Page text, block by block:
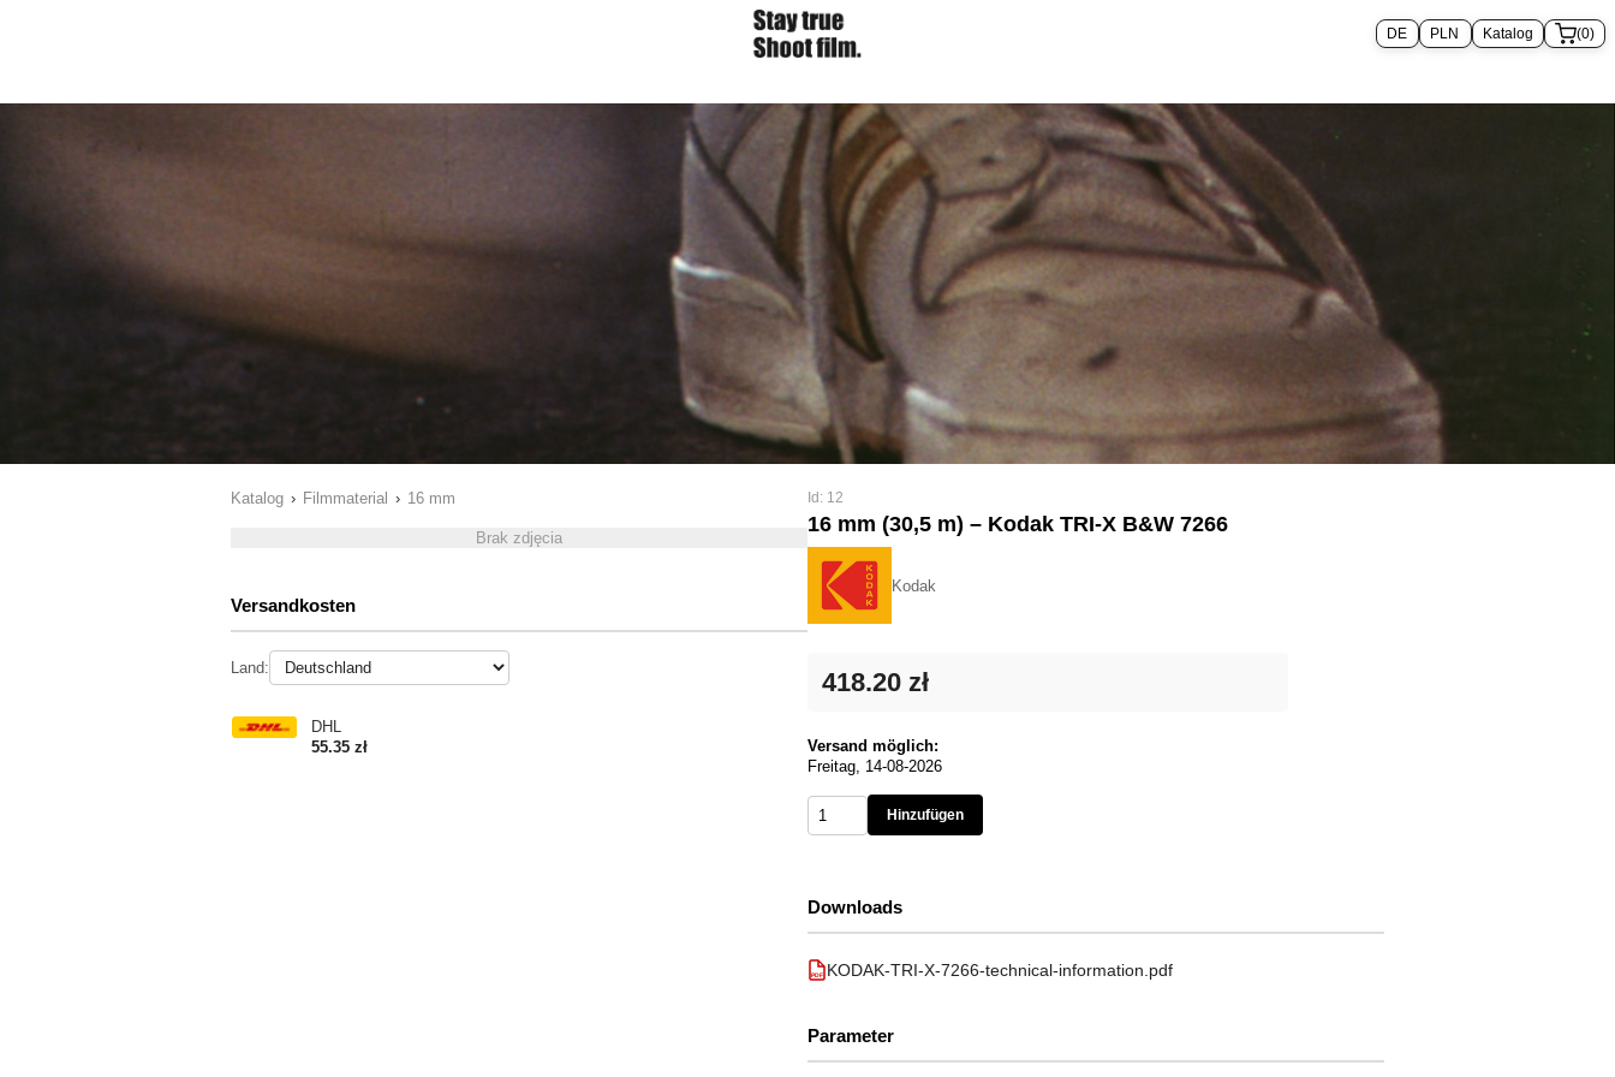
Katalog (0)
Katalog › Filmmaterial › 16 mm
Brak zdjęcia
Versandkosten
Land:
DHL
55.35 zł
Id: 12
16 mm (30,5 m) – Kodak TRI-X B&W 7266
Kodak
418.20 zł
Versand möglich:
Freitag, 14-08-2026
Hinzufügen
Downloads
PDF KODAK-TRI-X-7266-technical-information.pdf
Parameter